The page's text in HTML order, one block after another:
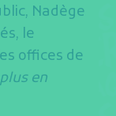
Nadège
le
offices de
en